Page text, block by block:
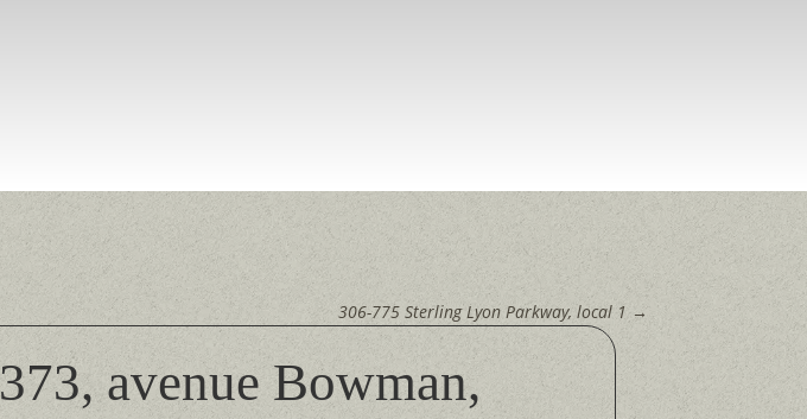
306-775 Sterling Lyon Parkway, local 1 →
373, avenue Bowman,